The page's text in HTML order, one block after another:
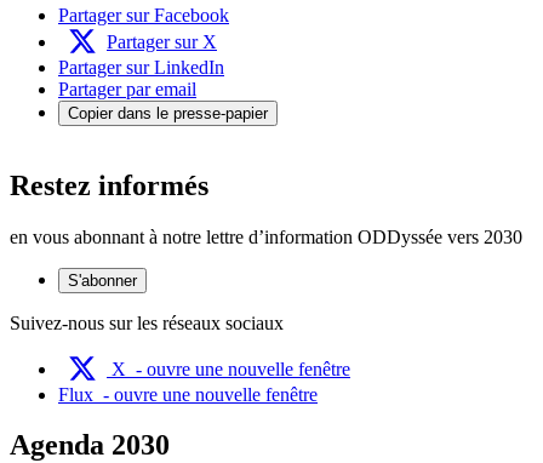
Partager sur Facebook
Partager sur X
Partager sur LinkedIn
Partager par email
Copier dans le presse-papier
Restez informés
en vous abonnant à notre lettre d’information ODDyssée vers 2030
S'abonner
Suivez-nous sur les réseaux sociaux
X - ouvre une nouvelle fenêtre
Flux - ouvre une nouvelle fenêtre
Agenda 2030